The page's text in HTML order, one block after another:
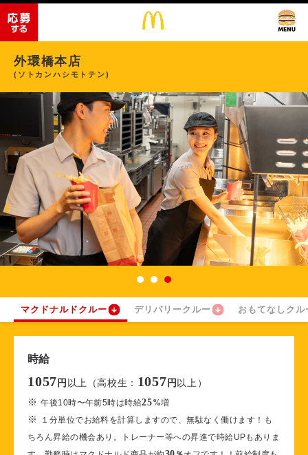
外環橋本店
(ソトカンハシモトテン)
マクドナルドクルー デリバリークルー おもてなしクル
時給
1057 円 以上（高校生： 1057 円 以上）
※午後10時〜午前5時は時給25%増
※
１分単位でお給料を計算しますので、無駄なく働けます！も
ちろん昇給の機会あり。トレーナー等への昇進で時給UPもありま